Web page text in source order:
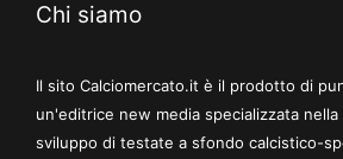
Chi siamo
Il sito Calciomercato.it è il prodotto di
un'editrice new media specializzata
sviluppo di testate a sfondo calcistico-